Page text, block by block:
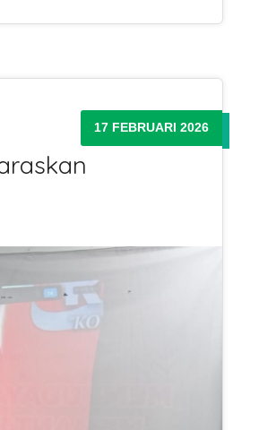
17 FEBRUARI 2026